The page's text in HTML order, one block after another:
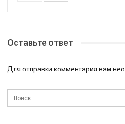
Оставьте ответ
Для отправки комментария вам